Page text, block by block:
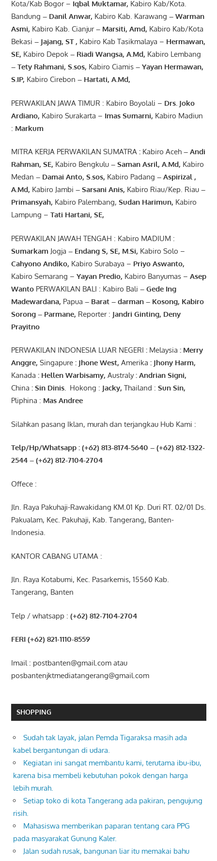
Kota/Kab Bogor – Iqbal Muktamar, Kabiro Kab/Kota.
Bandung – Danil Anwar, Kabiro Kab. Karawang –Warman
Asmi, Kabiro Kab. Cianjur– Marsiti, Amd, Kabiro Kab/Kota
Bekasi – Jajang, ST , Kabiro Kab Tasikmalaya – Hermawan,
SE, Kabiro Depok– Riadi Wangsa, A.Md, Kabiro Lembang
– Tety Rahmani, S.sos, Kabiro Ciamis– Yayan Hermawan,
S.IP, Kabiro Cirebon – Hartati, A.Md,
PERWAKILAN JAWA TIMUR : Kabiro Boyolali – Drs. Joko
Ardiano, Kabiro Surakarta – Imas Sumarni, Kabiro Madiun
: Markum
MITRA KERJA PERWAKILAN SUMATRA :Kabiro Aceh– Andi
Rahman, SE, Kabiro Bengkulu– Saman Asril, A.Md, Kabiro
Medan – Damai Anto, S.sos, Kabiro Padang – Aspirizal ,
A.Md, Kabiro Jambi – Sarsani Anis, Kabiro Riau/Kep. Riau–
Primansyah, Kabiro Palembang, Sudan Harimun, Kabiro
Lampung – Tati Hartani, SE,
PERWAKILAN JAWAH TENGAH : Kabiro MADIUM :
Sumarkam Jogja – EndangS, SE, M.Si, Kabiro Solo –
Cahyono Andiko, Kabiro Surabaya – Priyo Aswanto,
Kabiro Semarang – Yayan Predio, Kabiro Banyumas – Asep
WantoPERWAKILAN BALI : Kabiro Bali – Gede Ing
Madewardana, Papua – Barat – darman– Kosong, Kabiro
Sorong– Parmane, Reporter : Jandri Ginting, Deny
Prayitno
PERWAKILAN INDONESIA LUAR NEGERI : Melaysia : Merry
Anggre, Singapure: JhoneWest, Amerika : JhonyHarm,
Kanada : Hellen Warbisamy, Australy: Andrian Signi,
China : Sin Dinis. Hokong : Jacky, Thailand : Sun Sin,
Pliphina : Mas Andree
Silahkan pasang Iklan, murah dan terjangkau Hub Kami :
Telp/Hp/Whatsapp : (+62) 813-8174-5640 – (+62) 812-1322-
2544– (+62) 812-7104-2704
Offece :
Jln. Raya Pakuhaji-Rawakidang KM.01 Kp. Duri RT. 02/01 Ds.
Pakualam, Kec. Pakuhaji, Kab. Tangerang, Banten-
Indonesia.
KANTOR CABANG UTAMA :
Jln. Raya Kotabumi, Kec. Pasarkemis, 15560 Kab.
Tangerang, Banten
Telp / whatsapp : (+62) 812-7104-2704
FERI (+62) 821-1110-8559
Imail : postbanten@gmail.com atau
posbantenjktmediatangerang@gmail.com
SHOPPING
Sudah tak layak, jalan Pemda Tigaraksa masih ada
kabel bergantungan di udara.
Kegiatan ini sangat membantu kami, terutama ibu-ibu,
karena bisa membeli kebutuhan pokok dengan harga
lebih murah.
Setiap toko di kota Tangerang ada pakiran, pengujung
risih.
Mahasiswa memberikan paparan tentang cara PPG
pada masyarakat Gunung Kaler.
Jalan sudah rusak, bangunan liar itu memakai bahu